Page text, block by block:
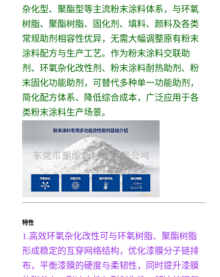
杂化型、聚酯型等主流粉末涂料体系，与环氧
树脂、聚酯树脂、固化剂、填料、颜料及各类
常规助剂相容性优异，无需大幅调整原有粉末
涂料配方与生产工艺。作为粉末涂料交联助
剂、环氧杂化改性剂、粉末涂料耐热助剂、粉
末固化功能助剂，可替代多种单一功能助剂，
简化配方体系、降低综合成本，广泛应用于各
类粉末涂料生产场景。
特性
1.高效环氧杂化改性可与环氧树脂、聚酯树脂
形成稳定的互穿网络结构，优化漆膜分子链排
布，平衡漆膜的硬度与柔韧性，同时提升漆膜